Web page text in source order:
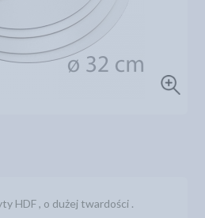
HDF , o dużej twardości .